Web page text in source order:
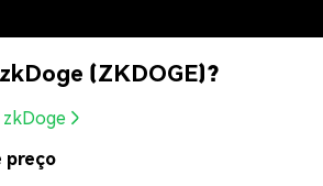
(ZKDOGE)?
preço